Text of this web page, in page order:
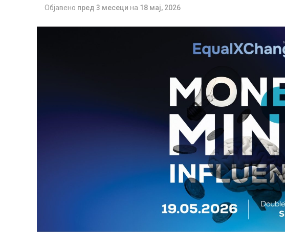
Објавено пред 3 месеци на 18 мај, 2026